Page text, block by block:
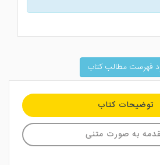
فهرست مطالب کتاب
توضیحات کتاب
به صورت متنی